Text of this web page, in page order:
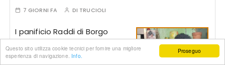
Proseguo
Questo sito utilizza cookie tecnici per fornire una migliore
esperienza di navigazione. Info.
7 GIORNI FA DI TRUCIOLI
I panificio Raddi di Borgo
Castello ha una storia che
arriva da lontano. Per decenni